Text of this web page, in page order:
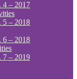
4 – 2017
5 – 2018
6 – 2018
7 – 2019